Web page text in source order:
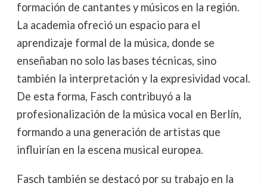
formación de cantantes y músicos en la región.
La academia ofreció un espacio para el
aprendizaje formal de la música, donde se
enseñaban no solo las bases técnicas, sino
también la interpretación y la expresividad vocal.
De esta forma, Fasch contribuyó a la
profesionalización de la música vocal en Berlín,
formando a una generación de artistas que
influirían en la escena musical europea.
Fasch también se destacó por su trabajo en la